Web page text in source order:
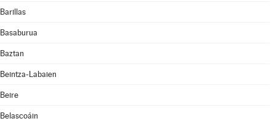
Barillas
Basaburua
Baztan
Beintza-Labaien
Beire
Belascoáin